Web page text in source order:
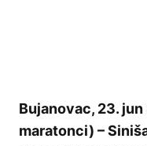
Bujanovac, 23.
maratonci) –